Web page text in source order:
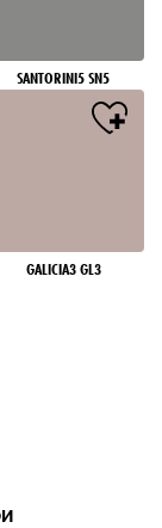
SANTORINI5 SN5
GALICIA3 GL3